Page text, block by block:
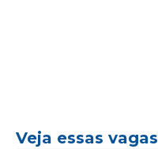
Veja essas vagas